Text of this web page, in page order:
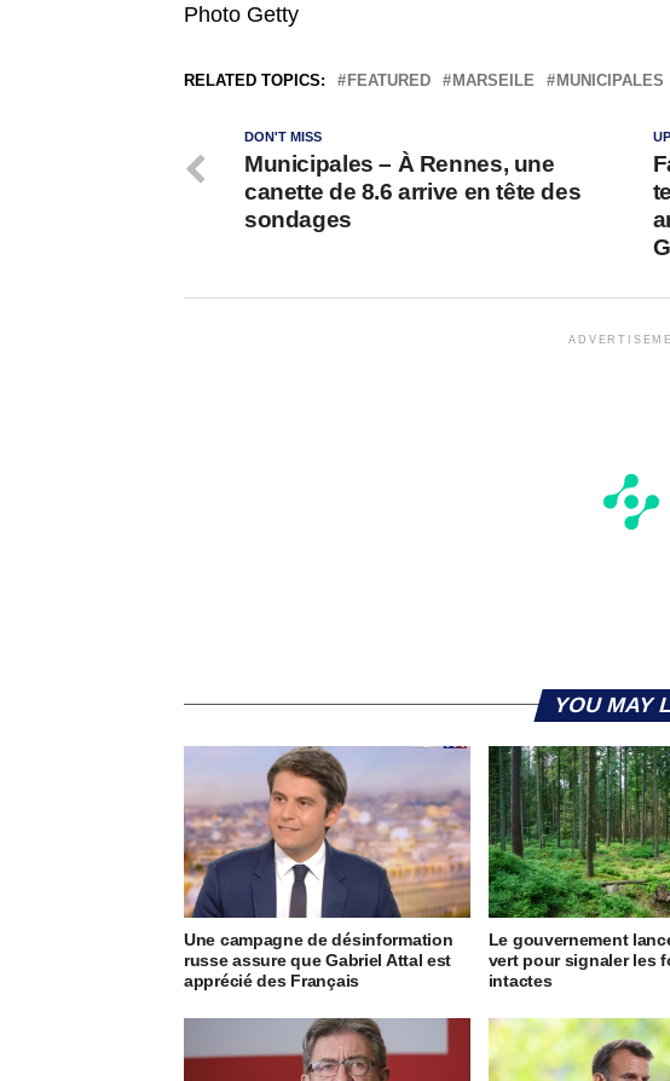
Photo Getty
RELATED TOPICS: FEATURED MARSEILE MUNICIPALES
DON'T MISS
Municipales – À Rennes, une
canette de 8.6 arrive en tête des
sondages
YOU MAY
Une campagne de désinformation
russe assure que Gabriel Attal est
apprécié des Français
Le gouvernement
vert pour signaler les
intactes